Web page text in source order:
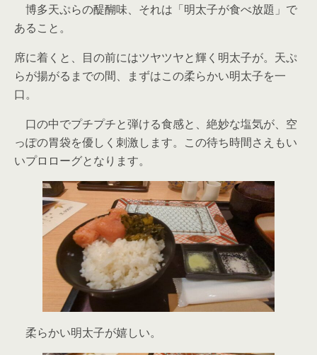
博多天ぷらの醍醐味、それは「明太子が食べ放題」で
あること。
席に着くと、目の前にはツヤツヤと輝く明太子が。天ぷ
らが揚がるまでの間、まずはこの柔らかい明太子を一
口。
口の中でプチプチと弾ける食感と、絶妙な塩気が、空
っぽの胃袋を優しく刺激します。この待ち時間さえもい
いプロローグとなります。
柔らかい明太子が嬉しい。